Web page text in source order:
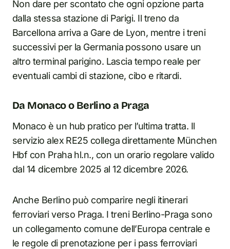
Non dare per scontato che ogni opzione parta
dalla stessa stazione di Parigi. Il treno da
Barcellona arriva a Gare de Lyon, mentre i treni
successivi per la Germania possono usare un
altro terminal parigino. Lascia tempo reale per
eventuali cambi di stazione, cibo e ritardi.
Da Monaco o Berlino a Praga
Monaco è un hub pratico per l’ultima tratta. Il
servizio alex RE25 collega direttamente München
Hbf con Praha hl.n., con un orario regolare valido
dal 14 dicembre 2025 al 12 dicembre 2026.
Anche Berlino può comparire negli itinerari
ferroviari verso Praga. I treni Berlino-Praga sono
un collegamento comune dell’Europa centrale e
le regole di prenotazione per i pass ferroviari